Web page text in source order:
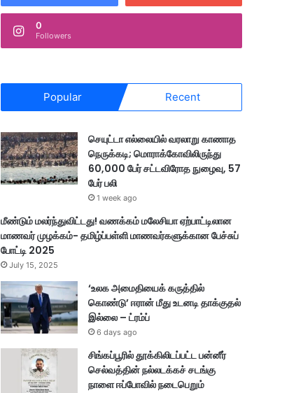
0
Followers
Popular Recent
செயுட்டா எல்லையில் வரலாறு காணாத
நெருக்கடி; மொராக்கோவிலிருந்து
60,000 பேர் சட்டவிரோத நுழைவு, 57
பேர் பலி
1 week ago
மீண்டும் மலர்ந்துவிட்டது! வணக்கம் மலேசியா ஏற்பாட்டிலான
மாணவர் முழக்கம்- தமிழ்ப்பள்ளி மாணவர்களுக்கான பேச்சுப்
போட்டி 2025
July 15, 2025
‘உலக அமைதியைக் கருத்தில்
கொண்டு’ ஈரான் மீது உடனடி தாக்குதல்
இல்லை – ட்ரம்ப்
6 days ago
சிங்கப்பூரில் தூக்கிலிடப்பட்ட பன்னீர்
செல்வத்தின் நல்லடக்கச் சடங்கு
நாளை ஈப்போவில் நடைபெறும்